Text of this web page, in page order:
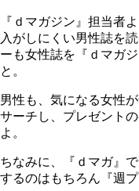
『ｄマガジン』担当者
入がしにくい男性誌を
ーも女性誌を『ｄマガ
と。
男性も、気になる女性
サーチし、プレゼント
よ。
ちなみに、『ｄマガ』
するのはもちろん『週プ